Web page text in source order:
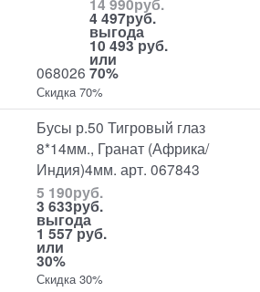
068026
4 497руб.
выгода
10 493 руб.
или
70%
Скидка 70%
Бусы р.50 Тигровый глаз
8*14мм., Гранат (Африка/
Индия)4мм. арт. 067843
5 190руб.
3 633руб.
выгода
1 557 руб.
или
30%
Скидка 30%